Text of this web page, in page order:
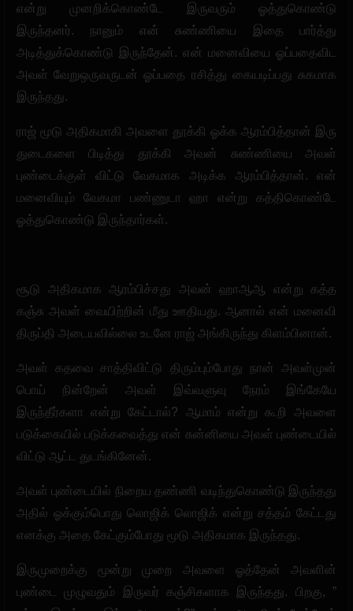
என்று முனறிக்கொண்டே இருவரும் ஓத்துகொண்டு
இருந்தனர். நானும் என் சுண்ணியை இதை பார்த்து
அடித்துக்கொண்டு இருந்தேன். என் மனைவியை ஓப்பதைவிட
அவள் வேறுஒருவருடன் ஓப்பதை ரசித்து கையடிப்பது சுகமாக
இருந்தது.
ராஜ் மூடு அதிகமாகி அவளை தூக்கி ஓக்க ஆரம்பித்தான் இரு
துடைகளை பிடித்து தூக்கி அவன் சுண்ணியை அவள்
புண்டைக்குள் விட்டு வேகமாக அடிக்க ஆரம்பித்தான். என்
மனைவியும் வேகமா பண்ணுடா ஹா என்று கத்திகொண்டே
ஓத்துகொண்டு இருந்தார்கள்.
சூடு அதிகமாக ஆரம்பிச்சது அவன் ஹாஆஆ என்று கத்த
கஞ்சு அவள் வையிற்றின் மீது ஊதியது. ஆனால் என் மனைவி
திருப்தி அடையவில்லை உடனே ராஜ் அங்கிருந்து கிளம்பினான்.
அவள் கதவை சாத்திவிட்டு திரும்பும்போது நான் அவள்முன்
பொய் நின்றேன் அவள் இவ்வளுவு நேரம் இங்கேயே
இருந்தீர்களா என்று கேட்டால்? ஆமாம் என்று கூறி அவளை
படுக்கையில் படுக்கவைத்து என் சுன்னியை அவள் புண்டையில்
விட்டு ஆட்ட துடங்கினேன்.
அவள் புண்டையில் நிறைய தண்ணி வடிந்துகொண்டு இருந்தது
அதில் ஓக்கும்பொது லொஜிக் லொஜிக் என்று சத்தம் கேட்டது
எனக்கு அதை கேட்கும்போது மூடு அதிகமாக இருந்தது.
இருமுறைக்கு மூன்று முறை அவளை ஓத்தேன் அவளின்
புண்டை முழுவதும் இருவர் கஞ்சிகளாக இருந்தது. பிறகு, ”